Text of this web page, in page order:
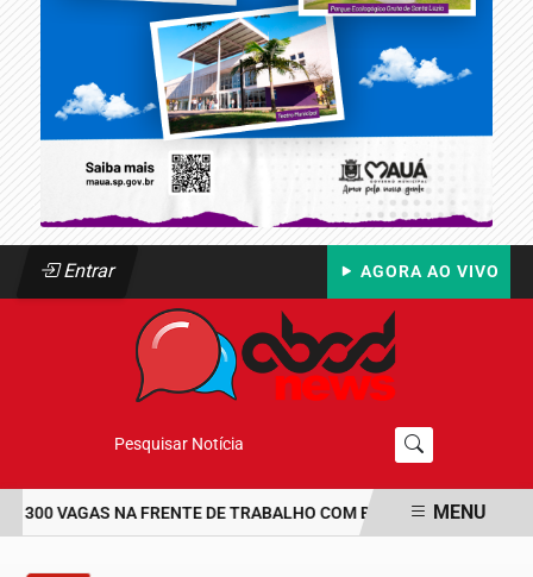
Entrar AGORA AO VIVO
Pesquisar Notícia
300 VAGAS NA FRENTE DE TRABALHO COM BOLSA DE UMMENU